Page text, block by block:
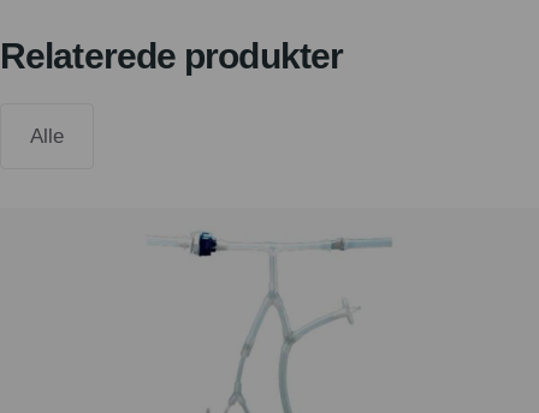
Relaterede produkter
Alle